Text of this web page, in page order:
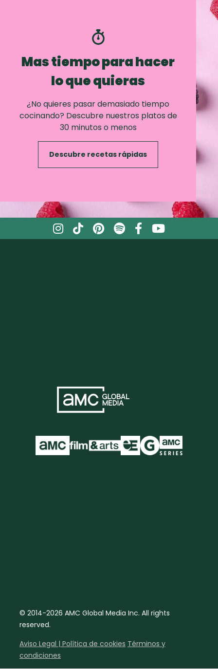
Mas tiempo para hacer
lo que quieras
¿No quieres pasar demasiado tiempo
cocinando? Descubre nuestros platos de
30 minutos o menos
Descubre recetas rápidas
© 2014-2026 AMC Global Media Inc. All rights
reserved.
Aviso Legal | Política de cookies Términos y
condiciones